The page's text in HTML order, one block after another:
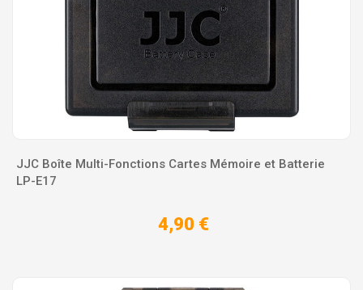
JJC Boîte Multi-Fonctions Cartes Mémoire et Batterie
LP-E17
4,90 €